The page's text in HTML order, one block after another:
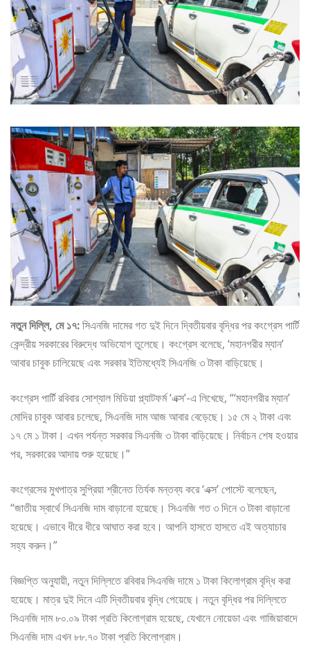
নতুন দিল্লি, মে ১৭:সিএনজি দামের গত দুই দিনে দ্বিতীয়বার বৃদ্ধির পর কংগ্রেস পার্টি
কেন্দ্রীয় সরকারের বিরুদ্ধে অভিযোগ তুলেছে। কংগ্রেস বলেছে, ‘মহানগরীর ম্যান’
আবার চাবুক চালিয়েছে এবং সরকার ইতিমধ্যেই সিএনজি ৩ টাকা বাড়িয়েছে।
কংগ্রেস পার্টি রবিবার সোশ্যাল মিডিয়া প্ল্যাটফর্ম ‘এক্স’-এ লিখেছে, “‘মহানগরীর ম্যান’
মোদির চাবুক আবার চলেছে, সিএনজি দাম আজ আবার বেড়েছে। ১৫ মে ২ টাকা এবং
১৭ মে ১ টাকা। এখন পর্যন্ত সরকার সিএনজি ৩ টাকা বাড়িয়েছে। নির্বাচন শেষ হওয়ার
পর, সরকারের আদায় শুরু হয়েছে।”
কংগ্রেসের মুখপাত্র সুপ্রিয়া শ্রীনেত তির্যক মন্তব্য করে ‘এক্স’ পোস্টে বলেছেন,
“জাতীয় স্বার্থে সিএনজি দাম বাড়ানো হয়েছে। সিএনজি গত ৩ দিনে ৩ টাকা বাড়ানো
হয়েছে। এভাবে ধীরে ধীরে আঘাত করা হবে। আপনি হাসতে হাসতে এই অত্যাচার
সহ্য করুন।”
বিজ্ঞপ্তি অনুযায়ী, নতুন দিল্লিতে রবিবার সিএনজি দামে ১ টাকা কিলোগ্রাম বৃদ্ধি করা
হয়েছে। মাত্র দুই দিনে এটি দ্বিতীয়বার বৃদ্ধি পেয়েছে। নতুন বৃদ্ধির পর দিল্লিতে
সিএনজি দাম ৮০.০৯ টাকা প্রতি কিলোগ্রাম হয়েছে, যেখানে নোয়েডা এবং গাজিয়াবাদে
সিএনজি দাম এখন ৮৮.৭০ টাকা প্রতি কিলোগ্রাম।